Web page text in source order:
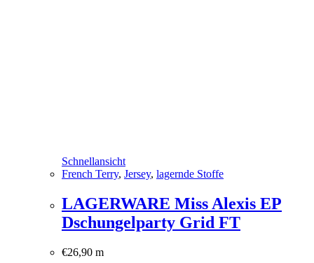
Schnellansicht
French Terry, Jersey, lagernde Stoffe
LAGERWARE Miss Alexis EP
Dschungelparty Grid FT
€26,90 m